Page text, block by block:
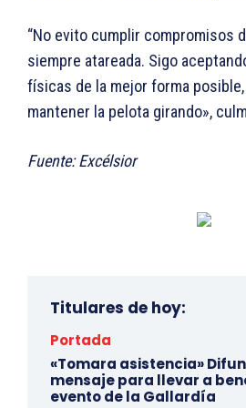
“No evito cumplir compromisos
siempre atareada. Sigo
físicas de la mejor forma
mantener la pelota girando»,
Fuente: Excélsior
Titulares de hoy:
Portada
«Tomara asistencia»
mensaje para llevar a
evento de la Gallardía